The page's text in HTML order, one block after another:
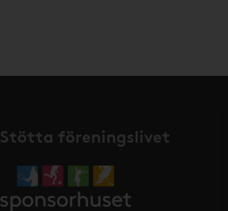
Stötta föreningslivet